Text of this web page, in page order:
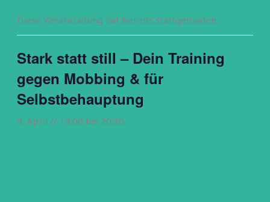
Diese Veranstaltung hat bereits stattgefunden.
Stark statt still – Dein Training
gegen Mobbing & für
Selbstbehauptung
9. April // 19:00 bis 20:30